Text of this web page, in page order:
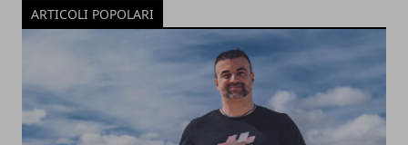
ARTICOLI POPOLARI